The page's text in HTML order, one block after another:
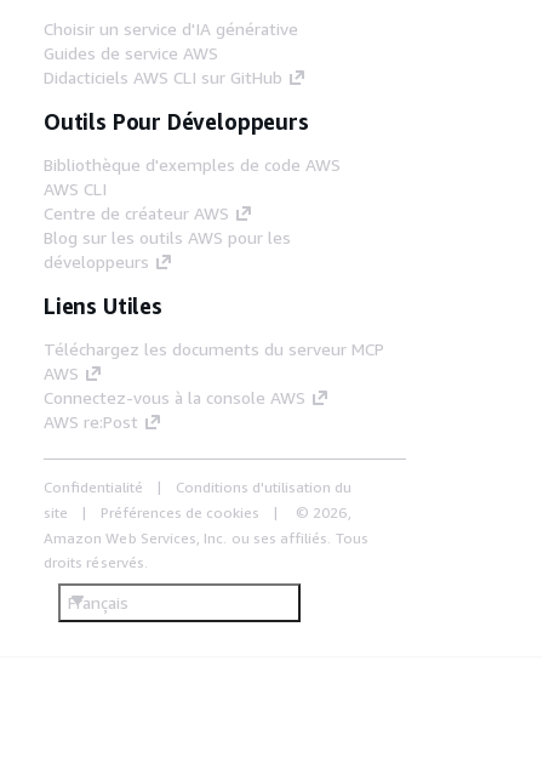
Choisir un service d'IA générative
Guides de service AWS
Didacticiels AWS CLI sur GitHub
Outils Pour Développeurs
Bibliothèque d'exemples de code AWS
AWS CLI
Centre de créateur AWS
Blog sur les outils AWS pour les
développeurs
Liens Utiles
Téléchargez les documents du serveur MCP
AWS
Connectez-vous à la console AWS
AWS re:Post
Confidentialité
Conditions d'utilisation du
site
Préférences de cookies
© 2026,
Amazon Web Services, Inc. ou ses affiliés. Tous
droits réservés.
Français